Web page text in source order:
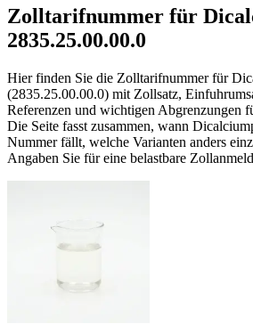
Zolltarifnummer für
2835.25.00.00.0
Hier finden Sie die Zolltarifnummer für
(2835.25.00.00.0) mit Zollsatz,
Referenzen und wichtigen Abgrenzungen
Die Seite fasst zusammen, wann
Nummer fällt, welche Varianten anders
Angaben Sie für eine belastbare